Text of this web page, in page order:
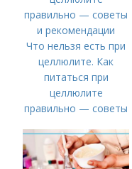
Что нельзя есть при
целлюлите. Как
питаться при
целлюлите
правильно — советы